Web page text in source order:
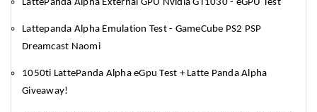
LattePanda Alpha External GPU Nvidia GT1030 - eGPU Test
Lattepanda Alpha Emulation Test - GameCube PS2 PSP
Dreamcast Naomi
1050ti LattePanda Alpha eGpu Test + Latte Panda Alpha
Giveaway!